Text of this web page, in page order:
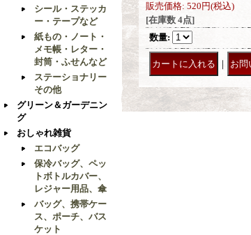
シール・ステッカ
ー・テープなど
紙もの・ノート・
メモ帳・レター・
封筒・ふせんなど
ステーショナリー
その他
グリーン＆ガーデニン
グ
おしゃれ雑貨
エコバッグ
保冷バッグ、ペッ
トボトルカバー、
レジャー用品、傘
バッグ、携帯ケー
ス、ポーチ、バス
ケット
販売価格: 520円(税込)
[在庫数 4点]
数量:
｜